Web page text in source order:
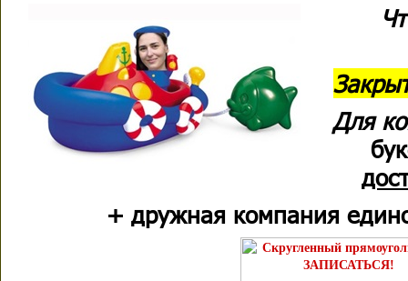
Для
+ дружная компания